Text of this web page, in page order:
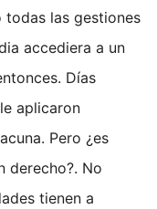
todas las gestiones
accediera a un
Días
aplicaron
Pero ¿es
derecho?. No
tienen a